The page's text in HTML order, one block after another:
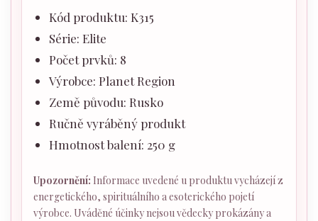
Kód produktu: K315
Série: Elite
Počet prvků: 8
Výrobce: Planet Region
Země původu: Rusko
Ručně vyráběný produkt
Hmotnost balení: 250 g
Upozornění: Informace uvedené u produktu vycházejí z
energetického, spirituálního a esoterického pojetí
výrobce. Uváděné účinky nejsou vědecky prokázány a